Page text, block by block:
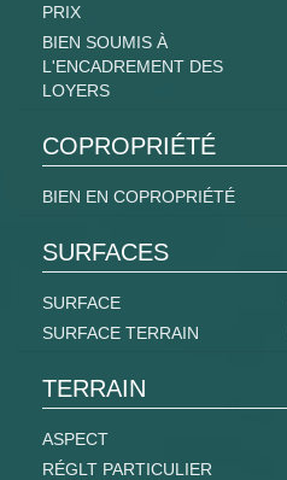
PRIX
BIEN SOUMIS À
L'ENCADREMENT DES
LOYERS
COPROPRIÉTÉ
BIEN EN COPROPRIÉTÉ
SURFACES
SURFACE
SURFACE TERRAIN
TERRAIN
ASPECT
RÉGLT PARTICULIER